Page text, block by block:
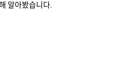
알아봤습니다.